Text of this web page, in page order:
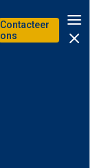
Contacteer
ons